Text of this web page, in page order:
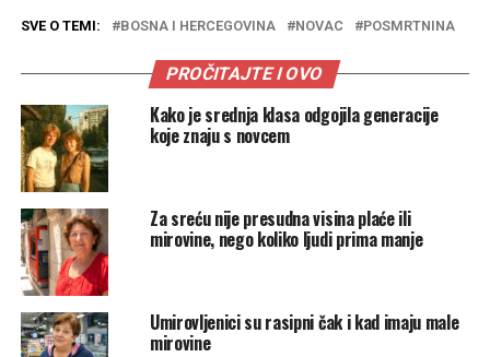
SVE O TEMI: BOSNA I HERCEGOVINA NOVAC POSMRTNINA
PROČITAJTE I OVO
Kako je srednja klasa odgojila generacije
koje znaju s novcem
Za sreću nije presudna visina plaće ili
mirovine, nego koliko ljudi prima manje
Umirovljenici su rasipni čak i kad imaju male
mirovine